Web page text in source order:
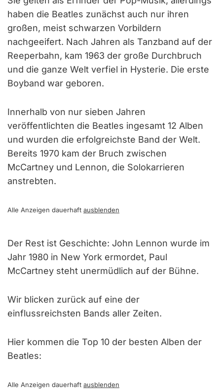
haben die Beatles zunächst auch nur ihren
großen, meist schwarzen Vorbildern
nachgeeifert. Nach Jahren als Tanzband auf der
Reeperbahn, kam 1963 der große Durchbruch
und die ganze Welt verfiel in Hysterie. Die erste
Boyband war geboren.
Innerhalb von nur sieben Jahren
veröffentlichten die Beatles ingesamt 12 Alben
und wurden die erfolgreichste Band der Welt.
Bereits 1970 kam der Bruch zwischen
McCartney und Lennon, die Solokarrieren
anstrebten.
Alle Anzeigen dauerhaft ausblenden
Der Rest ist Geschichte: John Lennon wurde im
Jahr 1980 in New York ermordet, Paul
McCartney steht unermüdlich auf der Bühne.
Wir blicken zurück auf eine der
einflussreichsten Bands aller Zeiten.
Hier kommen die Top 10 der besten Alben der
Beatles:
Alle Anzeigen dauerhaft ausblenden